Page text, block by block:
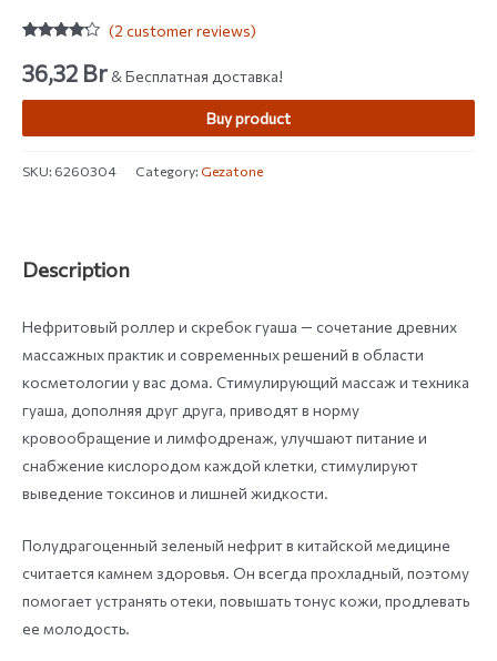
4.00 out
of 5
(2 customer reviews)
36,32 Br& Бесплатная доставка!
Buy product
SKU:6260304 Category:Gezatone
Description
Нефритовый роллер и скребок гуаша — сочетание древних
массажных практик и современных решений в области
косметологии у вас дома. Стимулирующий массаж и техника
гуаша, дополняя друг друга, приводят в норму
кровообращение и лимфодренаж, улучшают питание и
снабжение кислородом каждой клетки, стимулируют
выведение токсинов и лишней жидкости.
Полудрагоценный зеленый нефрит в китайской медицине
считается камнем здоровья. Он всегда прохладный, поэтому
помогает устранять отеки, повышать тонус кожи, продлевать
ее молодость.